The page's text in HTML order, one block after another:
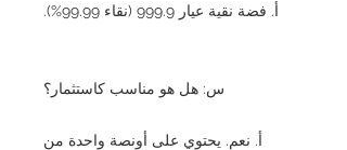
أ. فضة نقية عيار 999.9 (نقاء 99.99%).
س: هل هو مناسب كاستثمار؟
أ. نعم. يحتوي على أونصة واحدة من